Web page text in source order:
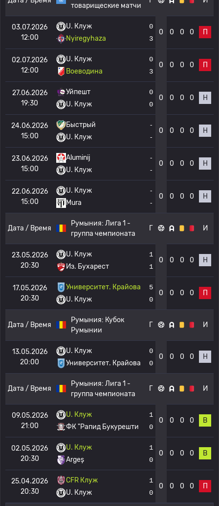
товарищеские матчи
03.07.2026
12:00
U. Клуж
Nyiregyhaza
0
3
0 0 0 0 П
02.07.2026
12:00
U. Клуж
Воеводина
0
3
0 0 0 0 П
27.06.2026
19:30
Уйпешт
U. Клуж
0
0
0 0 0 0 Н
24.06.2026
15:00
Быстрый
U. Клуж
-
-
0 0 0 0 Н
23.06.2026
15:00
Aluminij
U. Клуж
-
-
0 0 0 0 Н
22.06.2026
15:00
U. Клуж
Mura
-
-
0 0 0 0 Н
Дата / Время
Румыния: Лига 1 -
группа чемпионата
Г И
23.05.2026
20:30
U. Клуж
Из. Бухарест
1
1
0 0 0 0 Н
17.05.2026
20:30
Университет. Крайова
U. Клуж
5
0
0 0 0 0 П
Дата / Время
Румыния: Кубок
Румынии
Г И
13.05.2026
20:00
U. Клуж
Университет. Крайова
0
0
0 0 0 0 Н
Дата / Время
Румыния: Лига 1 -
группа чемпионата
Г И
09.05.2026
21:00
U. Клуж
ФК "Рапид Букурешти
1
0
0 0 0 0 В
02.05.2026
20:30
U. Клуж
Argeș
1
0
0 0 0 0 В
25.04.2026
20:30
CFR Клуж
U. Клуж
1
0
0 0 0 0 П